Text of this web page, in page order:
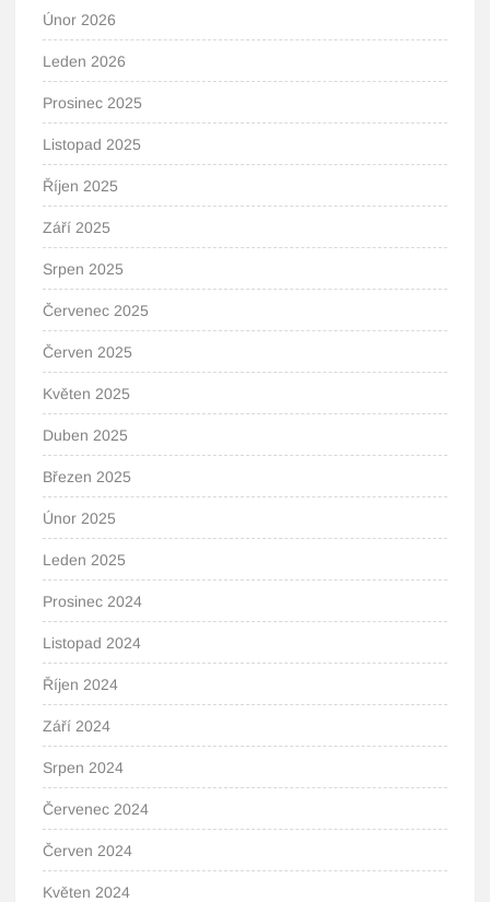
Únor 2026
Leden 2026
Prosinec 2025
Listopad 2025
Říjen 2025
Září 2025
Srpen 2025
Červenec 2025
Červen 2025
Květen 2025
Duben 2025
Březen 2025
Únor 2025
Leden 2025
Prosinec 2024
Listopad 2024
Říjen 2024
Září 2024
Srpen 2024
Červenec 2024
Červen 2024
Květen 2024